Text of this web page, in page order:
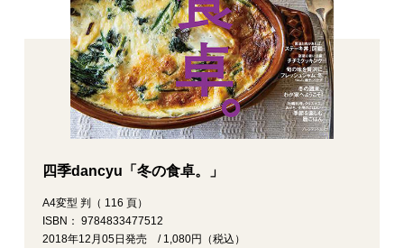
四季dancyu「冬の食卓。」
A4変型 判（ 116 頁）
ISBN： 9784833477512
2018年12月05日発売 / 1,080円（税込）